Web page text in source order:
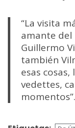
“La visita
amante del
Guillermo
también
esas
vedettes,
momentos”.